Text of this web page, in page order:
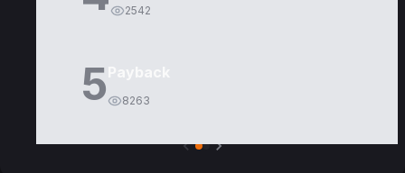
2542
5 8263